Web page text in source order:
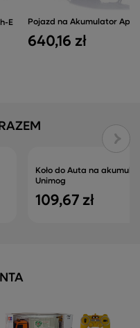
E
Pojazd na Akumulator
640,16 zł
Koło do Auta na
Unimog
109,67 zł